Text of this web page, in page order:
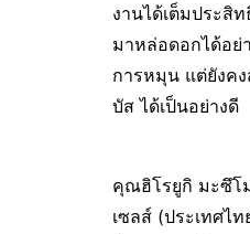
งานได้เต็มประสิ
มาหล่อดอกได้อย่
การหมุน แต่ยังค
บัส ได้เป็นอย่างดี
คุณฮิโรยูกิ มะซึโ
เซลส์ (ประเทศไ